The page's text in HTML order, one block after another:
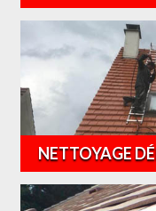
NETTOYAGE